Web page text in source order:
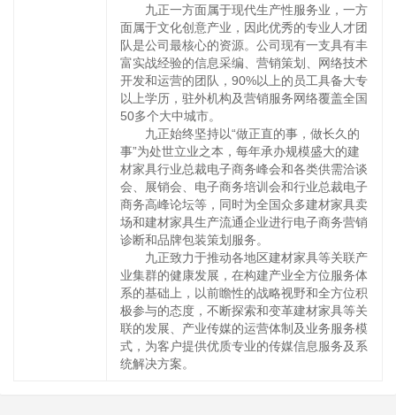
九正一方面属于现代生产性服务业，一方
面属于文化创意产业，因此优秀的专业人才团
队是公司最核心的资源。公司现有一支具有丰
富实战经验的信息采编、营销策划、网络技术
开发和运营的团队，90%以上的员工具备大专
以上学历，驻外机构及营销服务网络覆盖全国
50多个大中城市。
九正始终坚持以“做正直的事，做长久的
事”为处世立业之本，每年承办规模盛大的建
材家具行业总裁电子商务峰会和各类供需洽谈
会、展销会、电子商务培训会和行业总裁电子
商务高峰论坛等，同时为全国众多建材家具卖
场和建材家具生产流通企业进行电子商务营销
诊断和品牌包装策划服务。
九正致力于推动各地区建材家具等关联产
业集群的健康发展，在构建产业全方位服务体
系的基础上，以前瞻性的战略视野和全方位积
极参与的态度，不断探索和变革建材家具等关
联的发展、产业传媒的运营体制及业务服务模
式，为客户提供优质专业的传媒信息服务及系
统解决方案。